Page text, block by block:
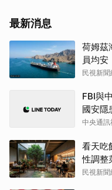
最新消息
荷姆茲
員均安
民視新聞
FBI與
國安隱
中央通訊
看天吃
性調整
民視新聞